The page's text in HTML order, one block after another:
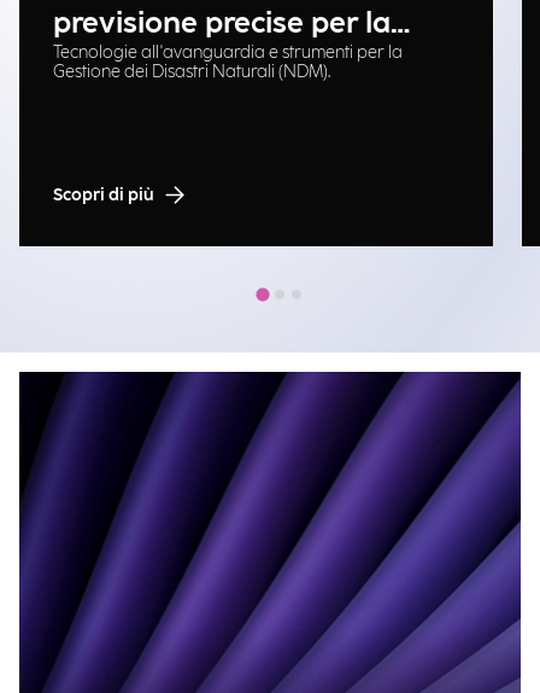
previsione precise per la
gestione delle emergenze
Tecnologie all'avanguardia e strumenti per la
Gestione dei Disastri Naturali (NDM).
Scopri di più